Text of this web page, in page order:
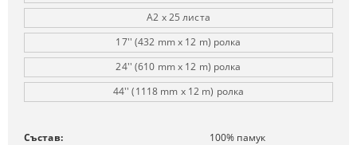
A2 х 25 листа
17'' (432 mm x 12 m) ролка
24'' (610 mm x 12 m) ролка
44'' (1118 mm x 12 m) ролка
Състав:
100% памук